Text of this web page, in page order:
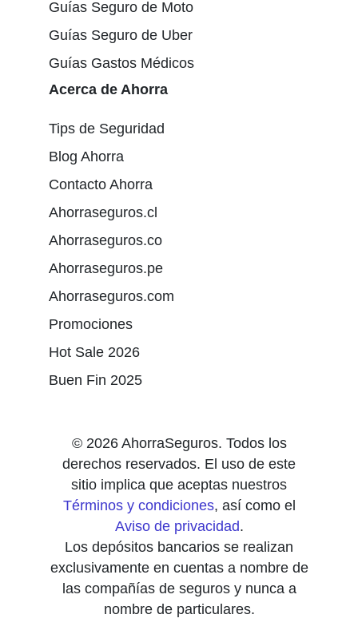
Guías Seguro de Moto
Guías Seguro de Uber
Guías Gastos Médicos
Acerca de Ahorra
Tips de Seguridad
Blog Ahorra
Contacto Ahorra
Ahorraseguros.cl
Ahorraseguros.co
Ahorraseguros.pe
Ahorraseguros.com
Promociones
Hot Sale 2026
Buen Fin 2025
© 2026 AhorraSeguros. Todos los
derechos reservados. El uso de este
sitio implica que aceptas nuestros
Términos y condiciones, así como el
Aviso de privacidad.
Los depósitos bancarios se realizan
exclusivamente en cuentas a nombre de
las compañías de seguros y nunca a
nombre de particulares.